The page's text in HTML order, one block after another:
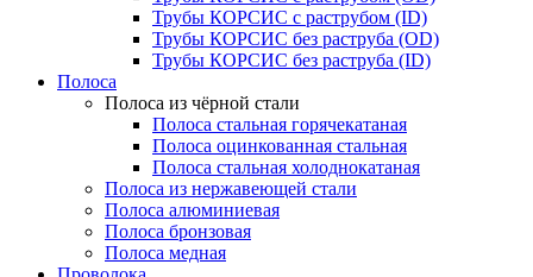
Трубы КОРСИС с раструбом (ID)
Трубы КОРСИС без раструба (OD)
Трубы КОРСИС без раструба (ID)
Полоса
Полоса из чёрной стали
Полоса стальная горячекатаная
Полоса оцинкованная стальная
Полоса стальная холоднокатаная
Полоса из нержавеющей стали
Полоса алюминиевая
Полоса бронзовая
Полоса медная